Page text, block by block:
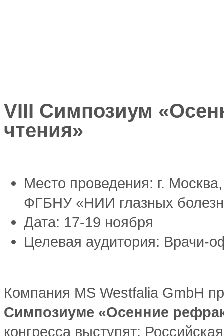
VIII Cимпозиум
чтения»
Место проведения: г.
ФГБНУ «НИИ глазных
Дата: 17-19 ноября
Целевая аудитория: Врачи-
Компания MS Westfalia GmbH
Cимпозиуме «Осенние
конгресса выступят: